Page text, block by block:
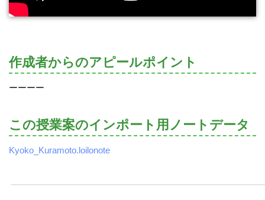
作成者からのアピールポイント
ーーーー
この授業案のインポート用ノートデータ
Kyoko_Kuramoto.loilonote